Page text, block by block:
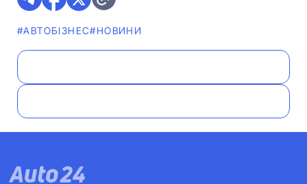
#АВТОБІЗНЕС#НОВИНИ